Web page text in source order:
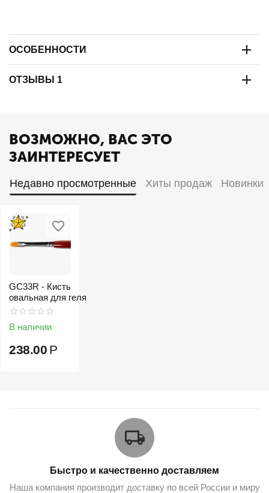
ОСОБЕННОСТИ
ОТЗЫВЫ 1
ВОЗМОЖНО, ВАС ЭТО
ЗАИНТЕРЕСУЕТ
Недавно просмотренные Хиты продаж Новинки
GC33R - Кисть
овальная для геля
В наличии
238.00 Р
Быстро и качественно доставляем
Наша компания производит доставку по всей России и миру